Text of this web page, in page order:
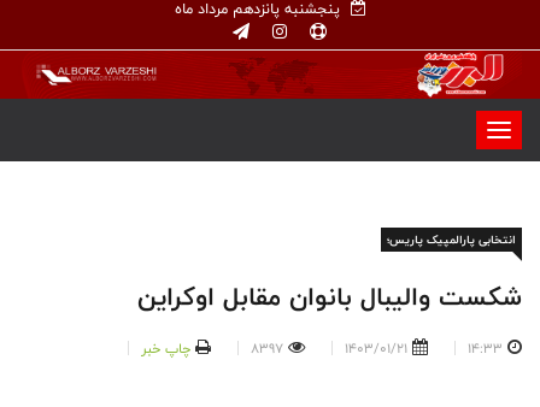
پنجشنبه پانزدهم مرداد ماه
انتخابی پارالمپیک پاریس؛
شکست والیبال بانوان مقابل اوکراین
14:33
1403/01/21
8397 چاپ خبر